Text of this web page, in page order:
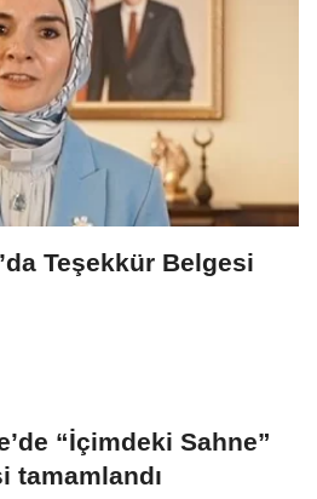
Teşekkür Belgesi
“İçimdeki Sahne”
tamamlandı